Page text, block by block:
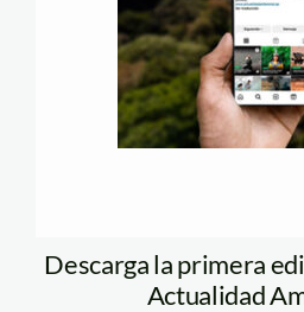
Descarga la primera
Actualidad